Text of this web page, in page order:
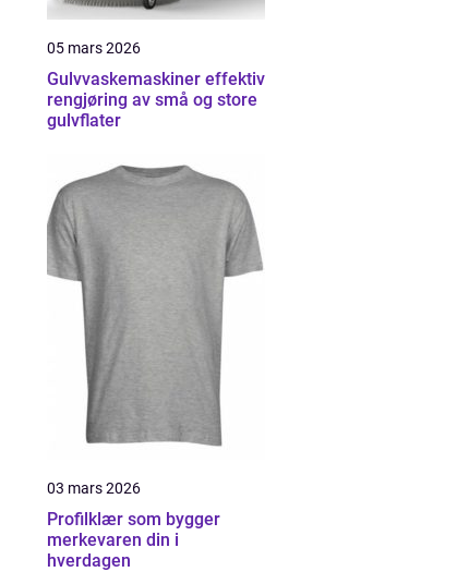
05 mars 2026
Gulvvaskemaskiner effektiv
rengjøring av små og store
gulvflater
03 mars 2026
Profilklær som bygger
merkevaren din i
hverdagen